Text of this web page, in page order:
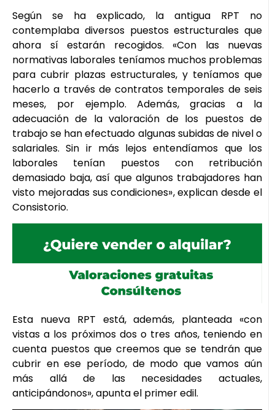
Según se ha explicado, la antigua RPT no
contemplaba diversos puestos estructurales que
ahora sí estarán recogidos. «Con las nuevas
normativas laborales teníamos muchos problemas
para cubrir plazas estructurales, y teníamos que
hacerlo a través de contratos temporales de seis
meses, por ejemplo. Además, gracias a la
adecuación de la valoración de los puestos de
trabajo se han efectuado algunas subidas de nivel o
salariales. Sin ir más lejos entendíamos que los
laborales tenían puestos con retribución
demasiado baja, así que algunos trabajadores han
visto mejoradas sus condiciones», explican desde el
Consistorio.
Esta nueva RPT está, además, planteada «con
vistas a los próximos dos o tres años, teniendo en
cuenta puestos que creemos que se tendrán que
cubrir en ese período, de modo que vamos aún
más allá de las necesidades actuales,
anticipándonos», apunta el primer edil.